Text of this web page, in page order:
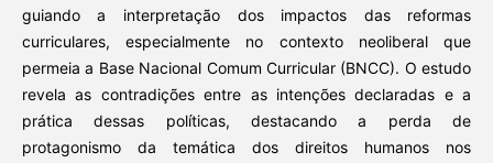
guiando a interpretação dos impactos das reformas
curriculares, especialmente no contexto neoliberal que
permeia a Base Nacional Comum Curricular (BNCC). O estudo
revela as contradições entre as intenções declaradas e a
prática dessas políticas, destacando a perda de
protagonismo da temática dos direitos humanos nos